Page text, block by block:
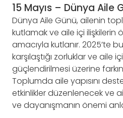
15 Mayıs – Dünya Aile
Dünya Aile Günü, ailenin
kutlamak ve aile içi ilişkilerin
amacıyla kutlanır. 2025’te
karşılaştığı zorluklar ve aile
güçlendirilmesi üzerine
Toplumda aile yapısını
etkinlikler düzenlenecek ve
ve dayanışmanın önemi